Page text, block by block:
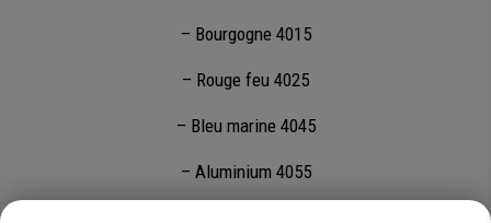
– Bourgogne 4015
– Rouge feu 4025
– Bleu marine 4045
– Aluminium 4055